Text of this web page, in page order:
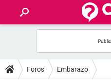
FOROS
Foros Embarazo